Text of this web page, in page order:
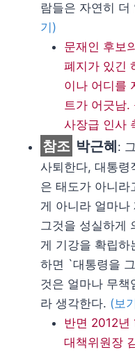
람들은 자연히
기)
문재인 후보
폐지가 있긴
이나 어디를
트가 어긋남.
사장급 인사
참조 박근혜:
사퇴한다, 대통령
은 태도가 아니
게 아니라 얼마나
그것을 성실하게
게 기강을 확립하
하면 `대통령을
것은 얼마나 무책
라 생각한다. (보
반면 2012년
대책위원장